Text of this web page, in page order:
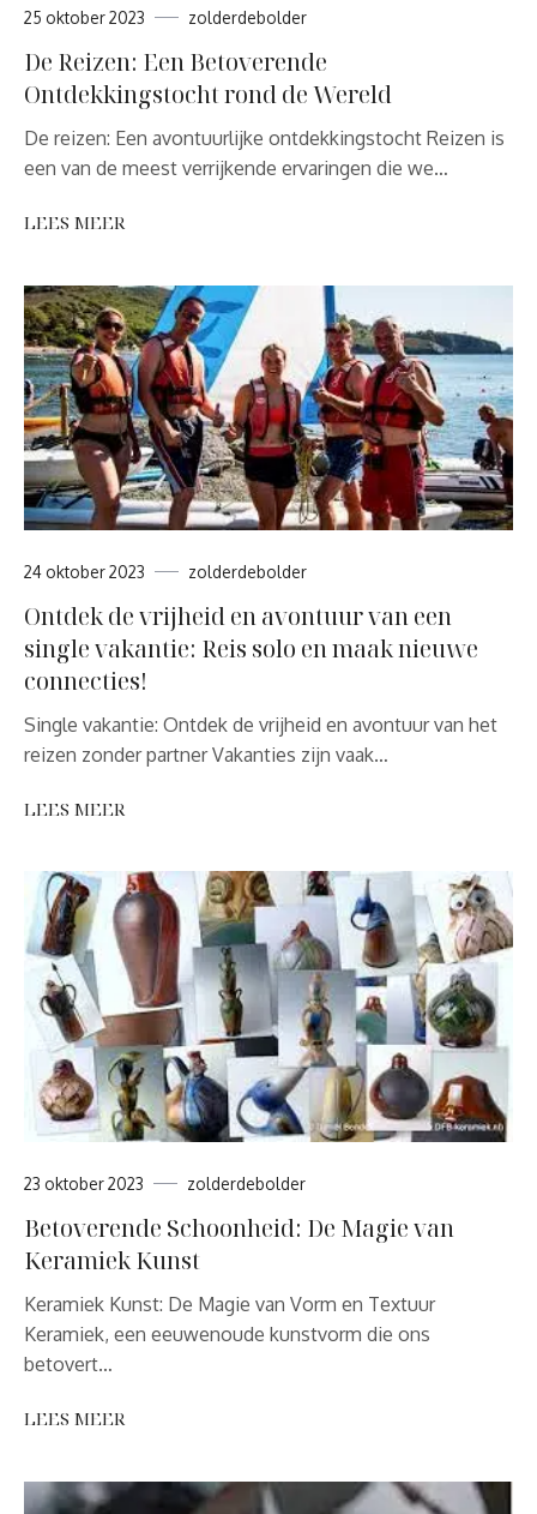
25 oktober 2023 zolderdebolder
De Reizen: Een Betoverende
Ontdekkingstocht rond de Wereld
De reizen: Een avontuurlijke ontdekkingstocht Reizen is
een van de meest verrijkende ervaringen die we…
LEES MEER
24 oktober 2023 zolderdebolder
Ontdek de vrijheid en avontuur van een
single vakantie: Reis solo en maak nieuwe
connecties!
Single vakantie: Ontdek de vrijheid en avontuur van het
reizen zonder partner Vakanties zijn vaak…
LEES MEER
23 oktober 2023 zolderdebolder
Betoverende Schoonheid: De Magie van
Keramiek Kunst
Keramiek Kunst: De Magie van Vorm en Textuur
Keramiek, een eeuwenoude kunstvorm die ons
betovert…
LEES MEER